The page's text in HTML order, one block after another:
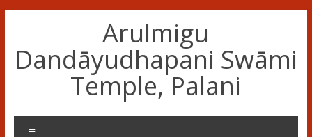
Arulmigu
Dandāyudhapani Swāmi
Temple, Palani